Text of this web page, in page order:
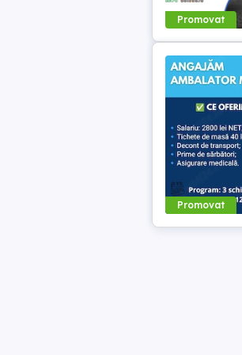
Promovat
Promovat